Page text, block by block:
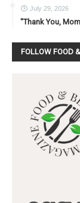
July 29, 2026
"Thank You,
FOLLOW FOOD